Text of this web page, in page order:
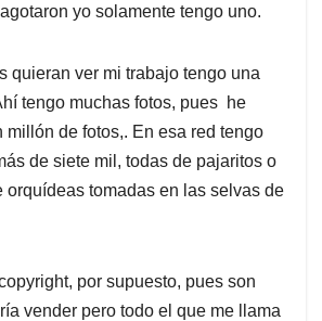
yo solamente tengo uno.
quieran ver mi trabajo tengo una
tengo muchas fotos, pues he
millón de fotos,. En esa red tengo
de siete mil, todas de pajaritos o
orquídeas tomadas en las selvas de
por supuesto, pues son
vender pero todo el que me llama